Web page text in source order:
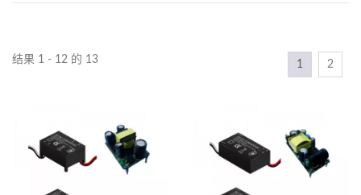
结果 1 - 12 的 13 1 2